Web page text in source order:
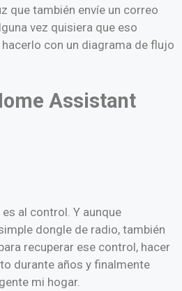
que también envíe un correo
vez quisiera que eso
con un diagrama de flujo
Assistant
al control. Y aunque
dongle de radio, también
recuperar ese control, hacer
durante años y finalmente
mi hogar.